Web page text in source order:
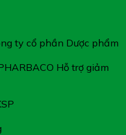
ty cổ phần Dược phẩm
Hỗ trợ giảm